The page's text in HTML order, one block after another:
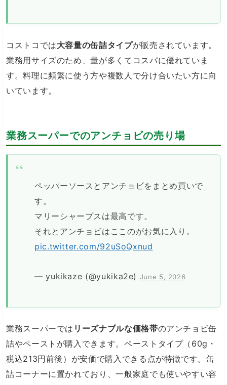
コストコでは大容量の缶詰タイプが販売されています。
業務用サイズのため、量が多くてコスパに優れていま
す。料理に頻繁に使う方や複数人で分け合いたい方に向
いています。
業務スーパーでのアンチョビの売り場
ペッパーソースとアンチョビをまとめ買いで
す。
マリーシャープスは最高です。
それとアンチョビはここのがお気に入り。
pic.twitter.com/92uSoQxnud
— yukikaze (@yukika2e) June 5, 2026
業務スーパーでは リーズナブルな価格帯のアンチョビ缶
詰やペーストが購入できます。ペーストタイプ（60g・
税込213円前後）が安価で購入できる点が特徴です。缶
詰コーナーに置かれており、一般家庭でも使いやすい容